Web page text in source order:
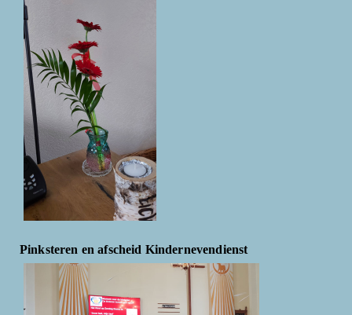
Pinksteren en afscheid Kindernevendienst